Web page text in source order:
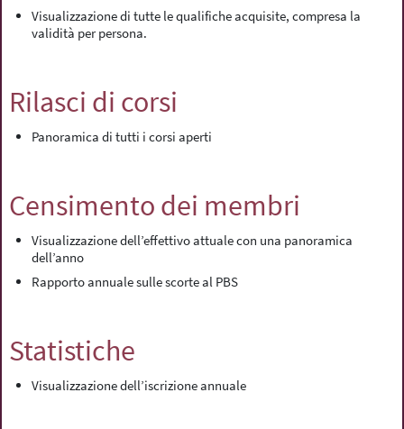
Visualizzazione di tutte le qualifiche acquisite, compresa la
validità per persona.
Rilasci di corsi
Panoramica di tutti i corsi aperti
Censimento dei membri
Visualizzazione dell’effettivo attuale con una panoramica
dell’anno
Rapporto annuale sulle scorte al PBS
Statistiche
Visualizzazione dell’iscrizione annuale